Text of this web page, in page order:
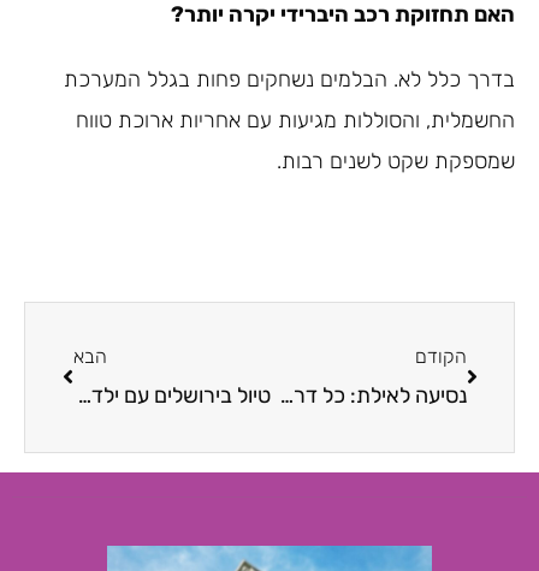
האם תחזוקת רכב היברידי יקרה יותר?
בדרך כלל לא. הבלמים נשחקים פחות בגלל המערכת
החשמלית, והסוללות מגיעות עם אחריות ארוכת טווח
שמספקת שקט לשנים רבות.
הקודם
נסיעה לאילת: כל דרכי ההגעה, מחירים וטיפים לחיסכון
הבא
טיול בירושלים עם ילדים – כך תתכננו חוויה משפחתית שלא תשכחו